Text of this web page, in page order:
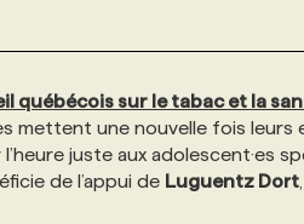
québécois sur le tabac et la
mettent une nouvelle fois leurs
juste aux adolescent·es
de l’appui de Luguentz Dort